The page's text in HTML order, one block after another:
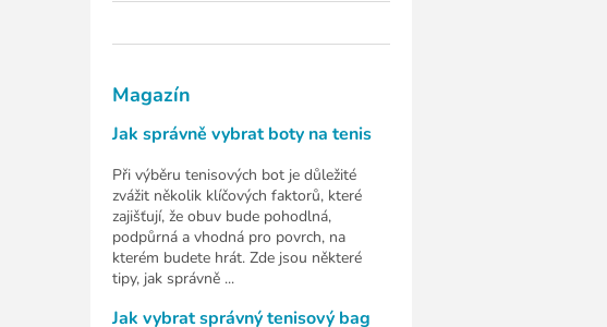
Magazín
Jak správně vybrat boty na tenis
Při výběru tenisových bot je důležité
zvážit několik klíčových faktorů, které
zajišťují, že obuv bude pohodlná,
podpůrná a vhodná pro povrch, na
kterém budete hrát. Zde jsou některé
tipy, jak správně ...
Jak vybrat správný tenisový bag